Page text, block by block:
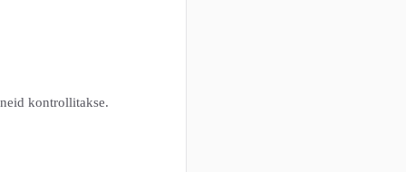
kontrollitakse.